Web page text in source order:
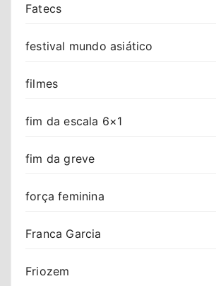
Fatecs
festival mundo asiático
filmes
fim da escala 6×1
fim da greve
força feminina
Franca Garcia
Friozem